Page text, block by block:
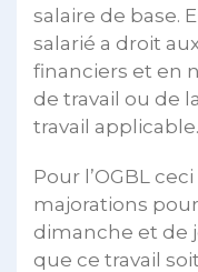
salaire de base.
salarié a droit
financiers et en
de travail ou de
travail applicable.
Pour l’OGBL
majorations
dimanche et de
que ce travail